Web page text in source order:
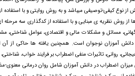
نوع کیفی-توصیفی میباشد و به روش روایتی و با استفاده
از روش نظریه ی مبنایی و با استفاده از کدگذاری سه
مسائل و مشکلات مالی و اقتصادی، عوامل
آموزان نوجوان است. همچنین یافته ها حاکی از
روانی، تاثیرات منفی اضطراب بر فرایند خواب،
اضطراب در دانش آموزان شامل روان درمانی معنوی-